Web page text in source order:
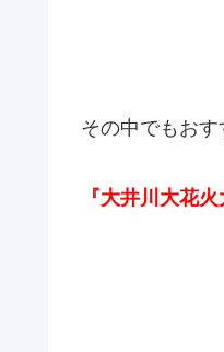
その中でもお
『大井川大花火